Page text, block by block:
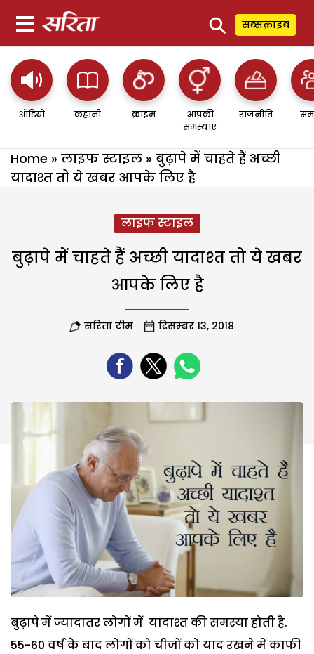
⚲ सब्सक्राइब
ऑडियो कहानी क्राइम
आपकी
समस्याएं
राजनीति
Home » लाइफ स्टाइल » बुढ़ापे में चाहते हैं अच्छी
यादाश्त तो ये खबर आपके लिए है
लाइफ स्टाइल
बुढ़ापे में चाहते हैं अच्छी यादाश्त तो ये खबर
आपके लिए है
सरिता टीम दिसम्बर 13, 2018
बुढ़ापे में ज्यादातर लोगों में यादाश्त की समस्या होती है.
55-60 वर्ष के बाद लोगों को चीजों को याद रखने में काफी